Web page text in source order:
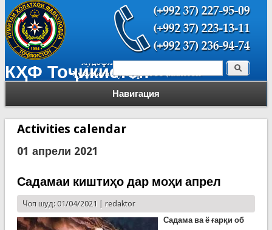
КҲФ Тоҷикистон
Навигация
Форма поиска Поиск
Activities calendar
01 апрели 2021
Садамаи киштиҳо дар моҳи апрел
Чоп шуд: 01/04/2021 | redaktor
Садама ва ё ғарқи об